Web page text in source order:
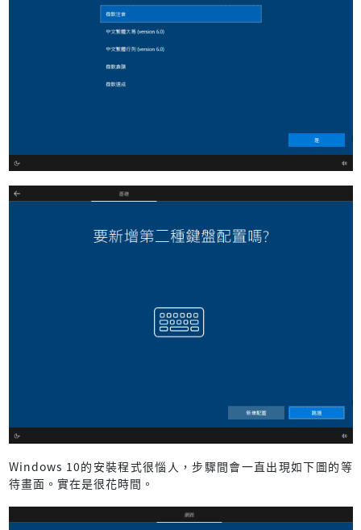
Windows 10的安裝程式很惱人，步驟間會一直出現如下圖的等
待畫面。實在是很花時間。